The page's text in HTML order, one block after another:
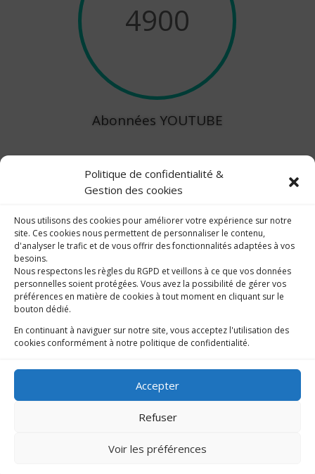
Politique de confidentialité &
Gestion des cookies
Nous utilisons des cookies pour améliorer votre expérience sur notre
site. Ces cookies nous permettent de personnaliser le contenu,
d'analyser le trafic et de vous offrir des fonctionnalités adaptées à vos
besoins.
Nous respectons les règles du RGPD et veillons à ce que vos données
personnelles soient protégées. Vous avez la possibilité de gérer vos
préférences en matière de cookies à tout moment en cliquant sur le
bouton dédié.
En continuant à naviguer sur notre site, vous acceptez l'utilisation des
cookies conformément à notre politique de confidentialité.
Accepter
Refuser
Voir les préférences
4900
Abonnées YOUTUBE
© 2025 – SAMUEL DEBOUT – Tous droits réservés.
CONTACT